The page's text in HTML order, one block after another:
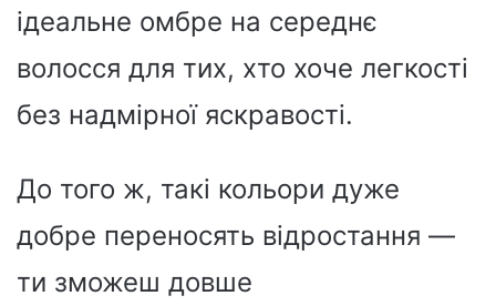
ідеальне омбре на середнє
волосся для тих, хто хоче легкості
без надмірної яскравості.
До того ж, такі кольори дуже
добре переносять відростання —
ти зможеш довше